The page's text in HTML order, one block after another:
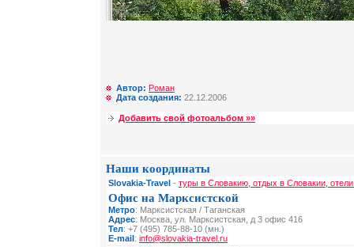
Автор: Роман
Дата создания: 22.12.2006
Добавить свой фотоальбом »»
Наши координаты
Slovakia-Travel - туры в Словакию, отдых в Словакии,
Офис на Марксистской
Метро: Марксистская / Таганская
Адрес: Москва, ул. Марксистская, д 3 офис 416
Тел: +7 (495) 785-88-10 (мн.)
E-mail: info@slovakia-travel.ru